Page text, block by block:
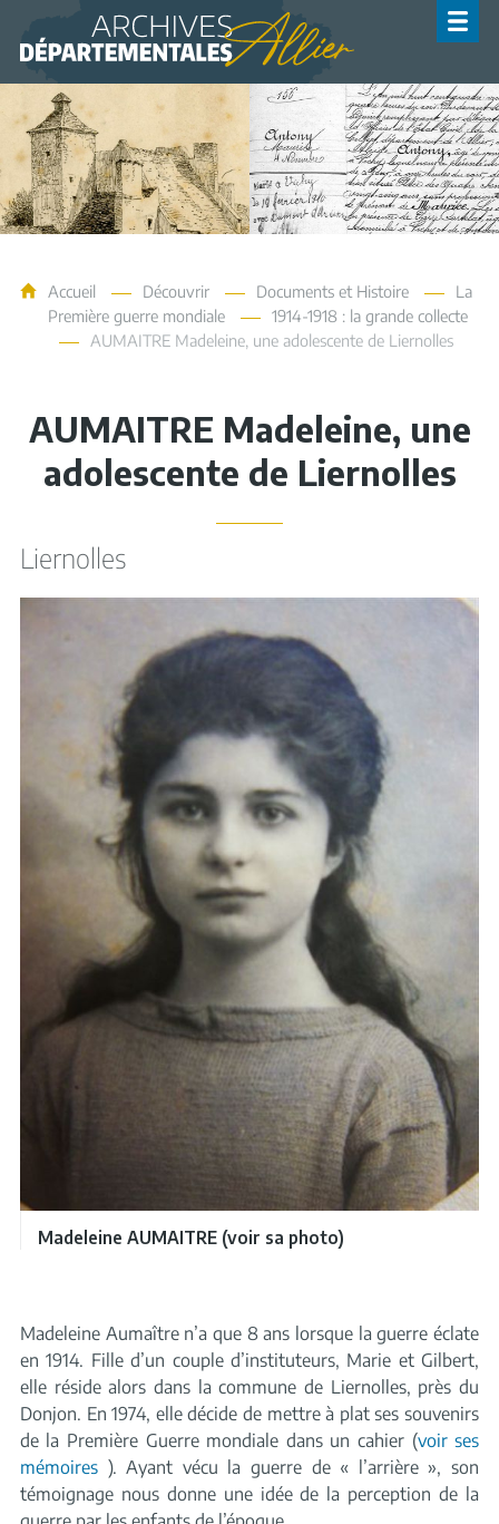
Archives de l'Allier
Accueil Découvrir Documents et Histoire
La
Première guerre mondiale
1914-1918 : la grande collecte
AUMAITRE Madeleine, une adolescente de Liernolles
AUMAITRE Madeleine, une
adolescente de Liernolles
Liernolles
Madeleine AUMAITRE (voir sa photo)
Madeleine Aumaître n’a que 8 ans lorsque la guerre éclate
en 1914. Fille d’un couple d’instituteurs, Marie et Gilbert,
elle réside alors dans la commune de Liernolles, près du
Donjon. En 1974, elle décide de mettre à plat ses souvenirs
de la Première Guerre mondiale dans un cahier (voir ses
mémoires). Ayant vécu la guerre de « l’arrière », son
témoignage nous donne une idée de la perception de la